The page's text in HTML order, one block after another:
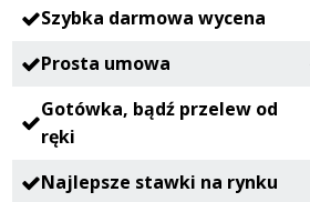
Szybka darmowa wycena
Prosta umowa
Gotówka, bądź przelew od
ręki
Najlepsze stawki na rynku